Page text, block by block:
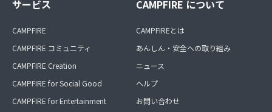
サービス
CAMPFIRE
CAMPFIRE コミュニティ
CAMPFIRE Creation
CAMPFIRE for Social Good
CAMPFIRE for Entertainment
CAMPFIRE について
CAMPFIREとは
あんしん・安全への取り組み
ニュース
ヘルプ
お問い合わせ